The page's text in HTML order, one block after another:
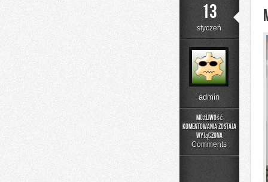
13
styczeń
admin
Możliwość
komentowania
Matura
język
została
wyłączona
Comments